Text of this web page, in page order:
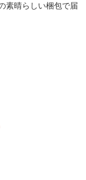
素晴らしい梱包で届